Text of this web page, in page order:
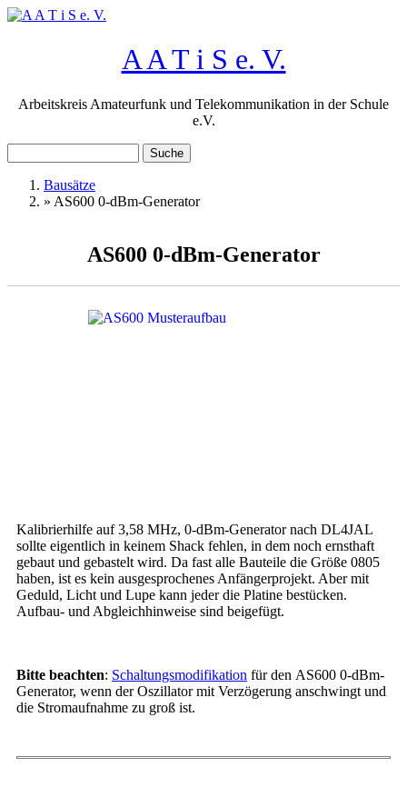
Direkt zum Inhalt
A A T i S e. V.
Arbeitskreis Amateurfunk und Telekommunikation in der Schule
e.V.
Sie sind hier
Bausätze
» AS600 0-dBm-Generator
AS600 0-dBm-Generator
Kalibrierhilfe auf 3,58 MHz, 0-dBm-Generator nach DL4JAL
sollte eigentlich in keinem Shack fehlen, in dem noch ernsthaft
gebaut und gebastelt wird. Da fast alle Bauteile die Größe 0805
haben, ist es kein ausgesprochenes Anfängerprojekt. Aber mit
Geduld, Licht und Lupe kann jeder die Platine bestücken.
Aufbau- und Abgleichhinweise sind beigefügt.
Bitte beachten: Schaltungsmodifikation für den AS600 0-dBm-
Generator, wenn der Oszillator mit Verzögerung anschwingt und
die Stromaufnahme zu groß ist.